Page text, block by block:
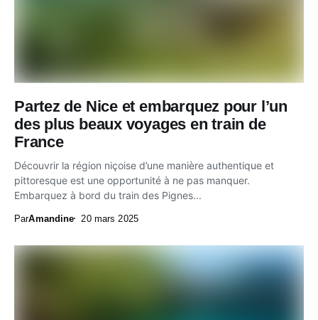
Partez de Nice et embarquez pour l’un
des plus beaux voyages en train de
France
Découvrir la région niçoise d’une manière authentique et
pittoresque est une opportunité à ne pas manquer.
Embarquez à bord du train des Pignes...
ParAmandine 20 mars 2025